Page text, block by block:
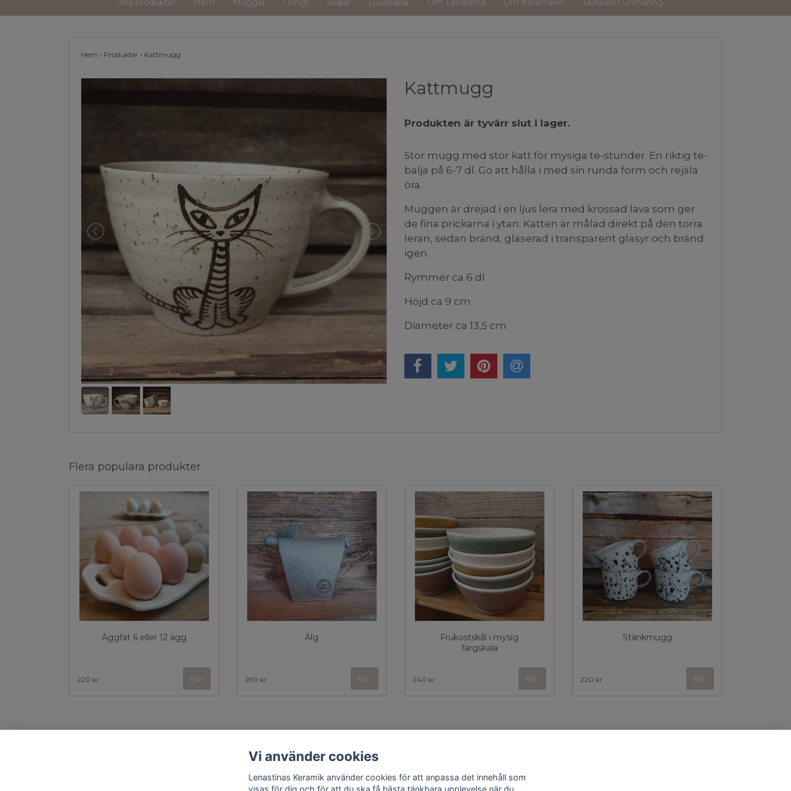
Alla produkter Hem Muggar Övrigt Skålar Ljusstakar Om Lenastina Om Keramiken Butiken i Grönahög
Hem › Produkter › Kattmugg
Kattmugg
Produkten är tyvärr slut i lager.
Stor mugg med stor katt för mysiga te-stunder. En riktig te-
balja på 6-7 dl. Go att hålla i med sin runda form och rejäla
öra.
Muggen är drejad i en ljus lera med krossad lava som ger
de fina prickarna i ytan. Katten är målad direkt på den torra
leran, sedan bränd, glaserad i transparent glasyr och bränd
igen.
Rymmer ca 6 dl
Höjd ca 9 cm
Diameter ca 13,5 cm
Flera populära produkter
Äggfat 6 eller 12 ägg
220 kr Köp
Älg
290 kr Köp
Frukostskål i mysig
färgskala
240 kr Köp
Stänkmugg
220 kr
Kontakt Köpvillkor
Vi använder cookies
Lenastinas Keramik använder cookies för att anpassa det innehåll som